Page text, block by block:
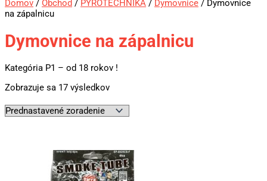
Domov / Obchod / PYROTECHNIKA / Dymovnice / Dymovnice
na zápalnicu
Dymovnice na zápalnicu
Kategória P1 – od 18 rokov !
Zobrazuje sa 17 výsledkov